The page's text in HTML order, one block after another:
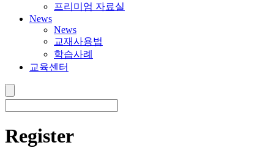
프리미엄 자료실
News
News
교재사용법
학습사례
교육센터
Register